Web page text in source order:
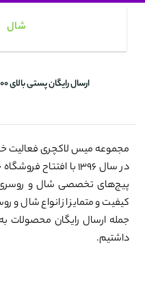
شال
ارسال رایگان پستی بالای 2899000 تومان
مجموعه میس لاکچری فعالیت
در سال ۱۳۹۶ با
پیج‌های تخصصی شال و روسری
کیفیت و متمایز از انواع شال و
جمله ارسال رایگان محصولات
داشتیم.